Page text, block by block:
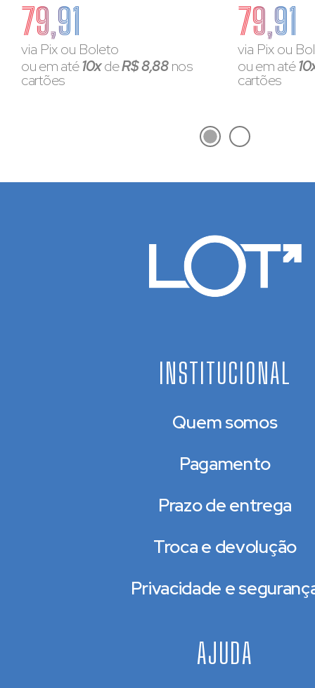
79,91
via Pix ou Boleto
ou em até10xdeR$ 8,88nos
cartões
79,91
via Pix ou
ou em até
cartões
INSTITUCIONAL
Quem somos
Pagamento
Prazo de entrega
Troca e devolução
Privacidade e
AJUDA